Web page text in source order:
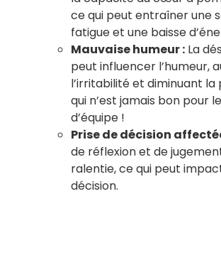
ce qui peut entraîner une
fatigue et une baisse
Mauvaise humeur : La
peut influencer l’humeur,
l’irritabilité et diminuant la
qui n’est jamais bon pour
d’équipe !
Prise de décision
de réflexion et de
ralentie, ce qui peut
décision.